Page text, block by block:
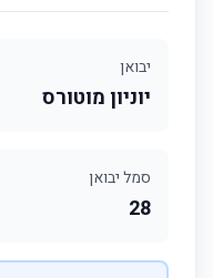
יבואן
יוניון מוטורס
סמל יבואן
28